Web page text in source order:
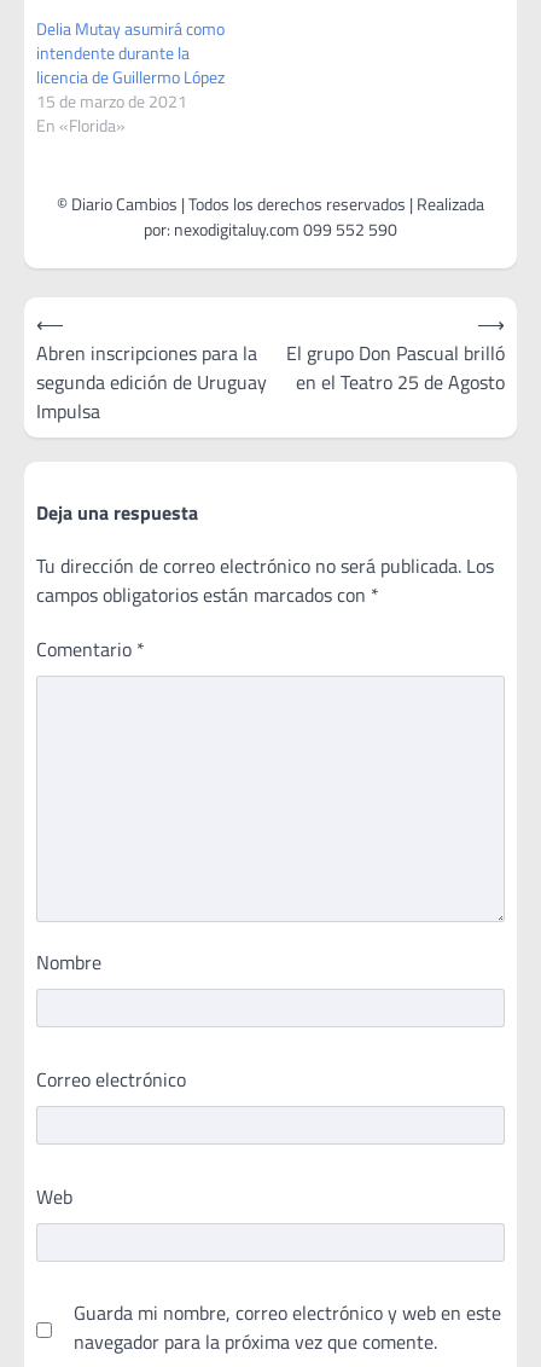
Delia Mutay asumirá como
intendente durante la
licencia de Guillermo López
15 de marzo de 2021
En «Florida»
Navegación
de
entradas
⟵
Abren inscripciones para la
segunda edición de Uruguay
Impulsa
El grupo Don Pascual brilló
en el Teatro 25 de Agosto
⟶
Deja una respuesta
Tu dirección de correo electrónico no será publicada. Los
campos obligatorios están marcados con *
Comentario *
Nombre
Correo electrónico
Web
Guarda mi nombre, correo electrónico y web en este
navegador para la próxima vez que comente.